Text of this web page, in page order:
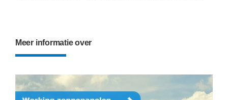
Meer informatie over